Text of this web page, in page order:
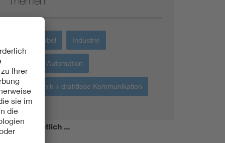
Energiekabel Industrie
Robotik + Automation
Funktechnik + drahtlose Kommunikation
Monatlich ...